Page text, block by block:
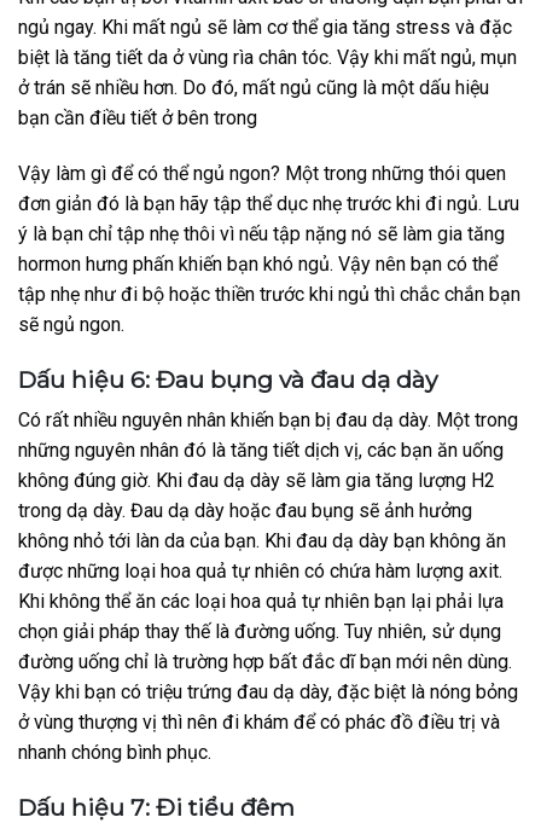
ngủ ngay. Khi mất ngủ sẽ làm cơ thể gia tăng stress và đặc
biệt là tăng tiết da ở vùng rìa chân tóc. Vậy khi mất ngủ, mụn
ở trán sẽ nhiều hơn. Do đó, mất ngủ cũng là một dấu hiệu
bạn cần điều tiết ở bên trong
Vậy làm gì để có thể ngủ ngon? Một trong những thói quen
đơn giản đó là bạn hãy tập thể dục nhẹ trước khi đi ngủ. Lưu
ý là bạn chỉ tập nhẹ thôi vì nếu tập nặng nó sẽ làm gia tăng
hormon hưng phấn khiến bạn khó ngủ. Vậy nên bạn có thể
tập nhẹ như đi bộ hoặc thiền trước khi ngủ thì chắc chắn bạn
sẽ ngủ ngon.
Dấu hiệu 6: Đau bụng và đau dạ dày
Có rất nhiều nguyên nhân khiến bạn bị đau dạ dày. Một trong
những nguyên nhân đó là tăng tiết dịch vị, các bạn ăn uống
không đúng giờ. Khi đau dạ dày sẽ làm gia tăng lượng H2
trong dạ dày. Đau dạ dày hoặc đau bụng sẽ ảnh hưởng
không nhỏ tới làn da của bạn. Khi đau dạ dày bạn không ăn
được những loại hoa quả tự nhiên có chứa hàm lượng axit.
Khi không thể ăn các loại hoa quả tự nhiên bạn lại phải lựa
chọn giải pháp thay thế là đường uống. Tuy nhiên, sử dụng
đường uống chỉ là trường hợp bất đắc dĩ bạn mới nên dùng.
Vậy khi bạn có triệu trứng đau dạ dày, đặc biệt là nóng bỏng
ở vùng thượng vị thì nên đi khám để có phác đồ điều trị và
nhanh chóng bình phục.
Dấu hiệu 7: Đi tiểu đêm